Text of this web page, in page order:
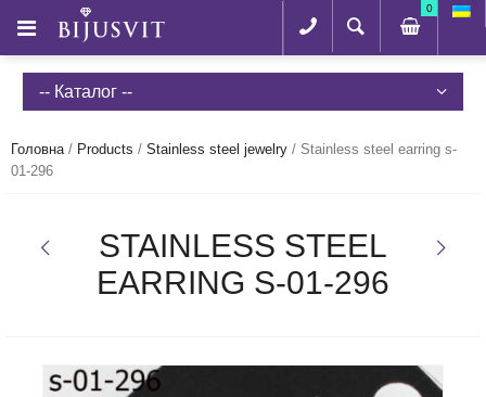
0
-- Каталог --
Головна/ Products / Stainless steel jewelry / Stainless steel earring s-
01-296
STAINLESS STEEL
EARRING S-01-296